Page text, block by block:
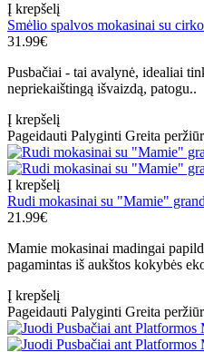
Į krepšelį
Smėlio spalvos mokasinai su
31.99€
Pusbačiai - tai avalynė, idealiai
nepriekaištingą išvaizdą, patogu..
Į krepšelį
Pageidauti Palyginti Greita
Į krepšelį
Rudi mokasinai su "Mamie"
21.99€
Mamie mokasinai madingai
pagamintas iš aukštos kokybės
Į krepšelį
Pageidauti Palyginti Greita